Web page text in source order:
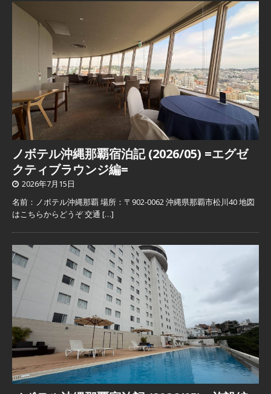
ノボテル沖縄那覇宿泊記 (2026/05) =エグゼ
クティブラウンジ編=
2026年7月15日
名前：ノボテル沖縄那覇 場所：〒902-0062 沖縄県那覇市松川40 地図
はこちらからどうぞ 交通 […]